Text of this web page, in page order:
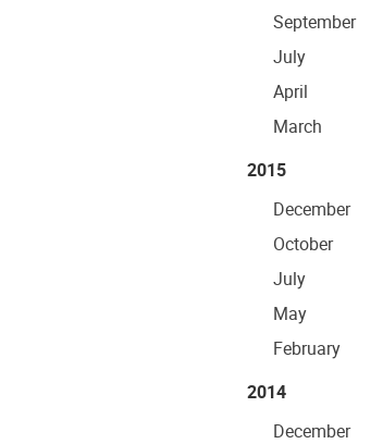
September
July
April
March
2015
December
October
July
May
February
2014
December